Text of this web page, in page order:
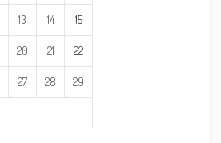
13 14 15
20 21 22
27 28 29